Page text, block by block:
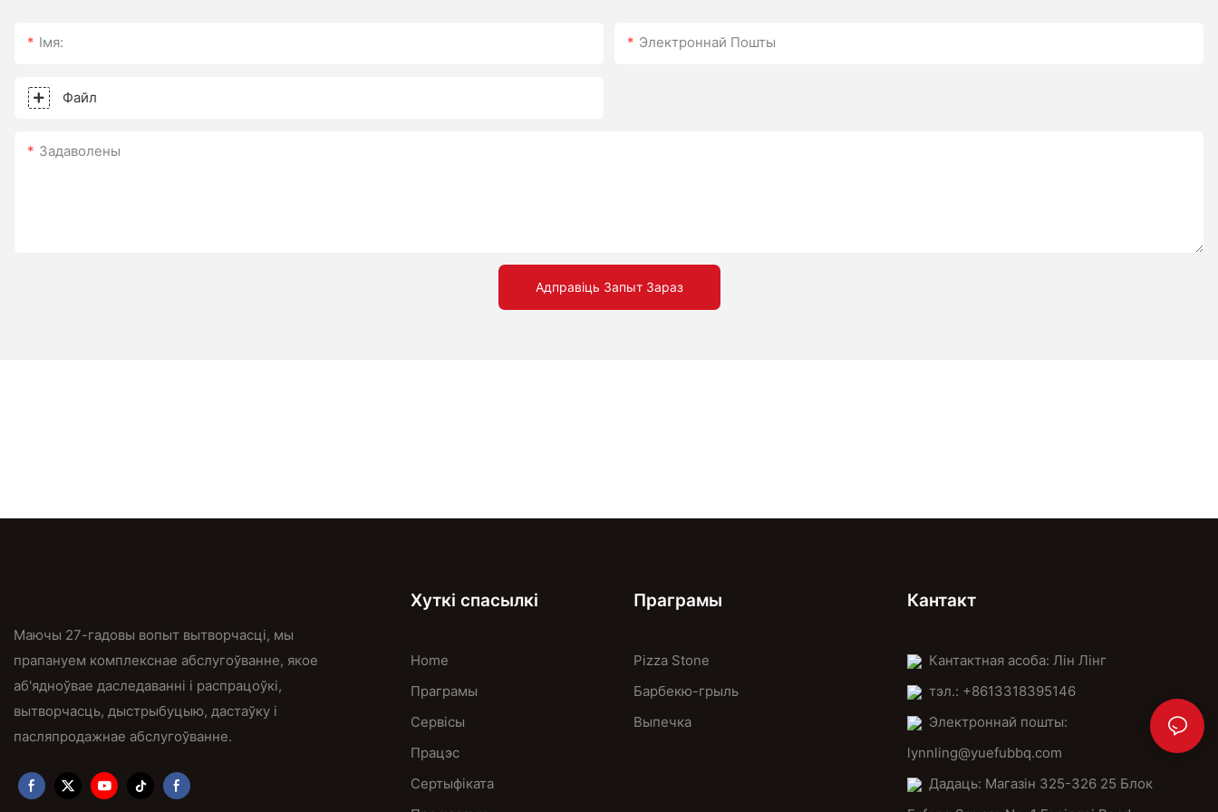
Імя: Электроннай Пошты
Файл
Задаволены
Адправіць Запыт Зараз
Маючы 27-гадовы вопыт вытворчасці, мы
прапануем комплекснае абслугоўванне, якое
аб'ядноўвае даследаванні і распрацоўкі,
вытворчасць, дыстрыбуцыю, дастаўку і
пасляпродажнае абслугоўванне.
Хуткі спасылкі
Home
Праграмы
Сервісы
Працэс
Сертыфіката
Праграмы
Pizza Stone
Барбекю-грыль
Выпечка
Кантакт
Кантактная асоба: Лін Лінг
тэл.: +8613318395146
Электроннай пошты:
lynnling@yuefubbq.com
Дадаць: Магазін 325-326 25 Блок